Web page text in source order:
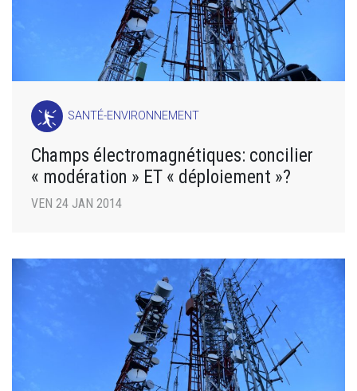
SANTÉ-ENVIRONNEMENT
Champs électromagnétiques: concilier
« modération » ET « déploiement »?
VEN 24 JAN 2014